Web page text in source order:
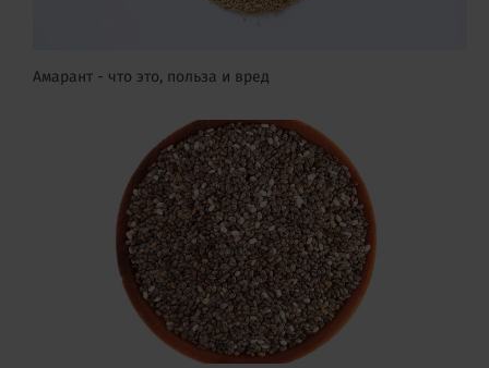
Амарант - что это, польза и вред